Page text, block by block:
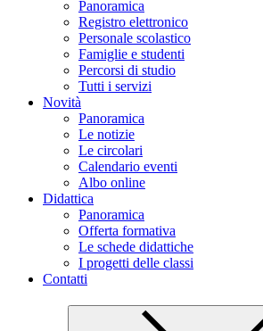
Panoramica
Registro elettronico
Personale scolastico
Famiglie e studenti
Percorsi di studio
Tutti i servizi
Novità
Panoramica
Le notizie
Le circolari
Calendario eventi
Albo online
Didattica
Panoramica
Offerta formativa
Le schede didattiche
I progetti delle classi
Contatti